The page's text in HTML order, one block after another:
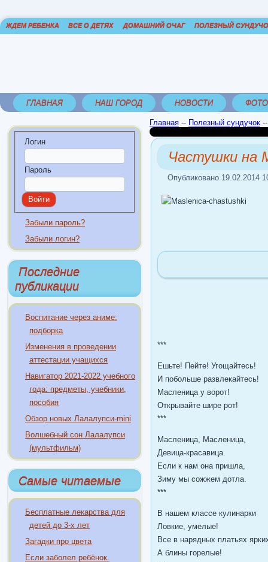
ЖДЕМ РЕБЕНКА ВСЕ О ДЕТЯХ ДОМАШНИЙ ОЧАГ ПОЛЕЗНЫЙ
ГЛАВНАЯ НАШ ГОРОД НОВОСТИ
Логин
Пароль
Забыли пароль?
Забыли логин?
Последние
публикации
Воспитание через аниме:
подборка
Изменения в проведении
аттестации учащихся
Навигатор 2021-2022 учебного
года: предметы, учебники,
пособия
Обзор новых Лалалупси-mini
Волшебный сон Лалалупси
(мультфильм)
Самые читаемые
Бесплатные лекарства для
детей до 3-х лет
Загадки про цвета
Если заболел ребёнок.
Главная -- Полезный сундучок
Частушки на
Опубликовано 19.02.2014
***
Ешьте! Пейте! Угощайтесь!
И побольше развлекайтесь!
Масленица у ворот!
Открывайте шире рот!
***
Масленица, Масленица,
Девица-красавица.
Если к нам она пришла,
Зиму мы сожжем дотла.
***
В нашем классе кулинарки
Ловкие, умелые!
Все в нарядных платьях
А блины горелые!